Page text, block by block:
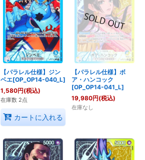
【パラレル仕様】ジン
ベエ[OP_OP14-040_L]
1,580円(税込)
在庫数 2点
カートに入れる
【パラレル仕様】ボ
ア・ハンコック
[OP_OP14-041_L]
19,980円(税込)
在庫なし